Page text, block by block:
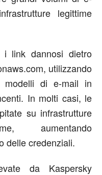
legittime
i link dannosi dietro
utilizzando
modelli di e-mail in
In molti casi, le
su infrastrutture
aumentando
delle credenziali.
da Kaspersky